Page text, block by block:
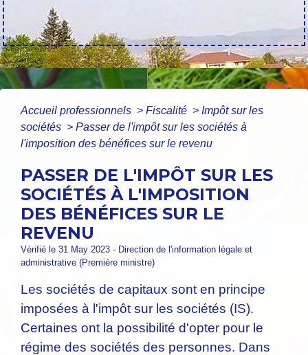
Accueil professionnels > Fiscalité > Impôt sur les
sociétés > Passer de l'impôt sur les sociétés à
l'imposition des bénéfices sur le revenu
PASSER DE L'IMPÔT SUR LES
SOCIÉTÉS À L'IMPOSITION
DES BÉNÉFICES SUR LE
REVENU
Vérifié le 31 May 2023 - Direction de l'information légale et
administrative (Première ministre)
Les sociétés de capitaux sont en principe
imposées à l'impôt sur les sociétés (IS).
Certaines ont la possibilité d'opter pour le
régime des sociétés des personnes. Dans